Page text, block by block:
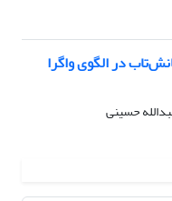
در الگوی واگرا
حسینی